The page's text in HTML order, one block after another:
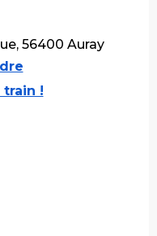
56400 Auray
train !